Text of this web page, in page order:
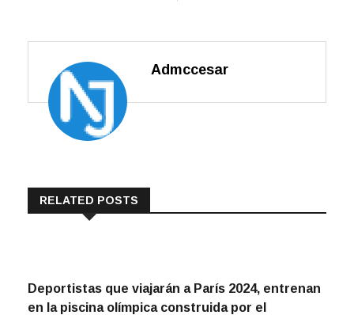
Admccesar
RELATED POSTS
Deportistas que viajarán a París 2024, entrenan
en la piscina olímpica construida por el